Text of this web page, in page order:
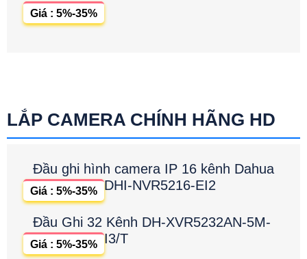
Giá : 5%-35%
LẮP CAMERA CHÍNH HÃNG HD
Đầu ghi hình camera IP 16 kênh Dahua
DHI-NVR5216-EI2
Giá : 5%-35%
Đầu Ghi 32 Kênh DH-XVR5232AN-5M-
I3/T
Giá : 5%-35%